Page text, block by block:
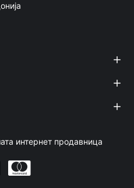
интернет продавница